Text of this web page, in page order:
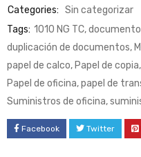
Categories: Sin categorizar
Tags: 1010 NG TC,
duplicación de documentos,
papel de calco,Papel de copia,
Papel de oficina,papel de
Suministros de oficina,
Facebook Twitter